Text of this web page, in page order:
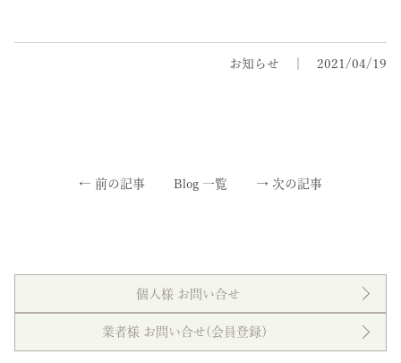
お知らせ 2021/04/19
← 前の記事 Blog 一覧 → 次の記事
個人様 お問い合せ
業者様 お問い合せ(会員登録）